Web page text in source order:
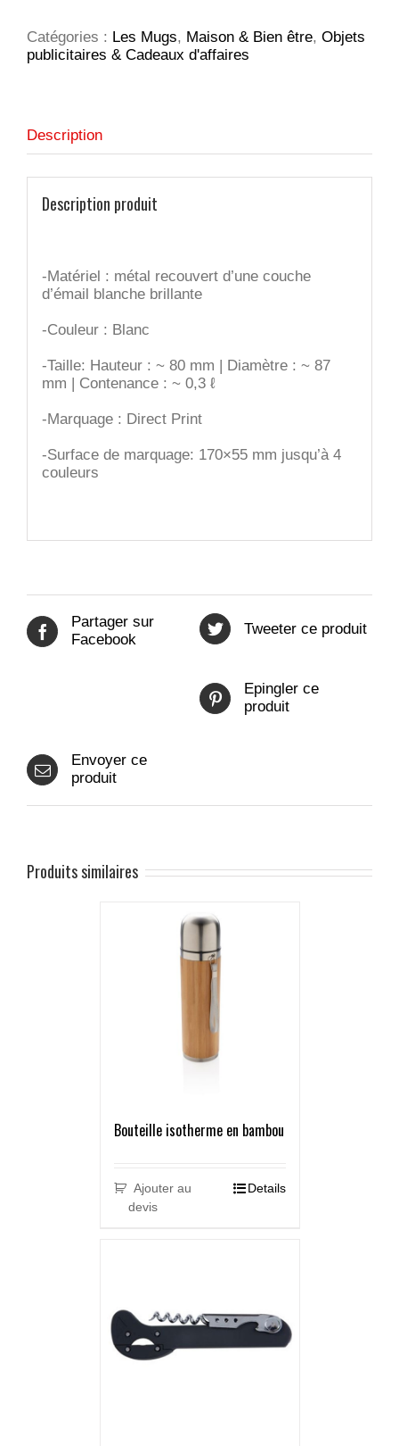
Catégories : Les Mugs, Maison & Bien être, Objets
publicitaires & Cadeaux d'affaires
Description
Description produit
-Matériel : métal recouvert d’une couche
d’émail blanche brillante
-Couleur : Blanc
-Taille: Hauteur : ~ 80 mm | Diamètre : ~ 87
mm | Contenance : ~ 0,3 ℓ
-Marquage : Direct Print
-Surface de marquage: 170×55 mm jusqu’à 4
couleurs
Partager sur
Facebook
Tweeter ce produit
Epingler ce
produit
Envoyer ce
produit
Produits similaires
Bouteille isotherme en bambou
Ajouter au
devis
Details